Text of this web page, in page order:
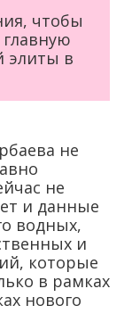
чтобы
элиты в
не
не
и данные
водных,
и
которые
в рамках
нового